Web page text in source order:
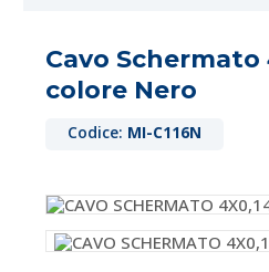
Cavo Schermato
colore Nero
Codice: MI-C116N